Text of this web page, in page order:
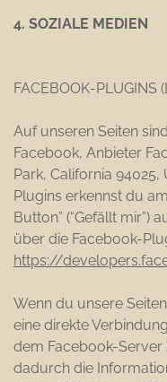
4. SOZIALE MEDIEN
FACEBOOK-PLUGINS
Auf unseren Seiten
Facebook, Anbieter
Park, California 94025,
Plugins erkennst du
Button” (“Gefällt mir”)
über die Facebook-
https://
Wenn du unsere
eine direkte
dem Facebook-
dadurch die